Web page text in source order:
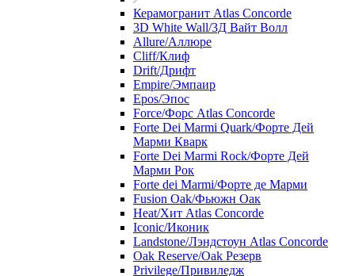
Керамогранит Atlas Concorde
3D White Wall/3Д Вайт Волл
Allure/Аллюрe
Cliff/Клиф
Drift/Дрифт
Empire/Эмпаир
Epos/Эпос
Force/Фoрс Atlas Concorde
Forte Dei Marmi Quark/Форте Дей
Марми Кварк
Forte Dei Marmi Rock/Форте Дей
Марми Рок
Forte dei Marmi/Форте де Марми
Fusion Oak/Фьюжн Оак
Heat/Xит Atlas Concorde
Iconic/Иконик
Landstone/Лэндстоун Atlas Concorde
Oak Reserve/Оak Резepв
Privilege/Привиледж